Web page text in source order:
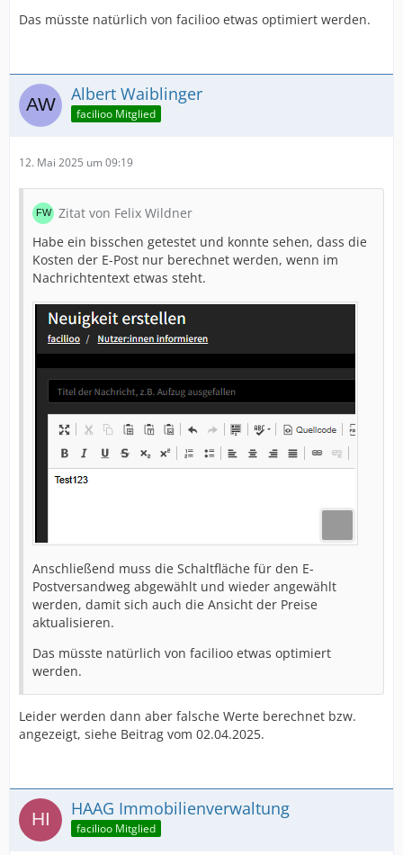
Das müsste natürlich von facilioo etwas optimiert werden.
Albert Waiblinger
facilioo Mitglied
12. Mai 2025 um 09:19
Zitat von Felix Wildner
Habe ein bisschen getestet und konnte sehen, dass die
Kosten der E-Post nur berechnet werden, wenn im
Nachrichtentext etwas steht.
Anschließend muss die Schaltfläche für den E-
Postversandweg abgewählt und wieder angewählt
werden, damit sich auch die Ansicht der Preise
aktualisieren.
Das müsste natürlich von facilioo etwas optimiert
werden.
Leider werden dann aber falsche Werte berechnet bzw.
angezeigt, siehe Beitrag vom 02.04.2025.
HAAG Immobilienverwaltung
facilioo Mitglied